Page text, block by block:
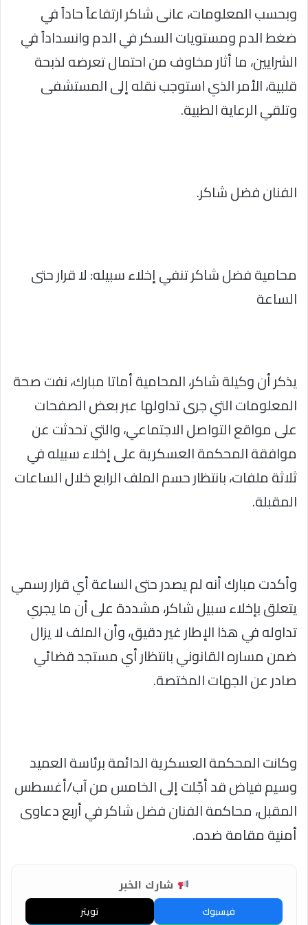
وبحسب المعلومات، عانى شاكر ارتفاعاً حاداً في
ضغط الدم ومستويات السكر في الدم وانسداداً في
الشرايين، ما أثار مخاوف من احتمال تعرضه لذبحة
قلبية، الأمر الذي استوجب نقله إلى المستشفى
وتلقي الرعاية الطبية.
الفنان فضل شاكر.
محامية فضل شاكر تنفي إخلاء سبيله: لا قرار حتى
الساعة
يذكر أن وكيلة شاكر، المحامية أماتا مبارك، نفت صحة
المعلومات التي جرى تداولها عبر بعض الصفحات
على مواقع التواصل الاجتماعي، والتي تحدثت عن
موافقة المحكمة العسكرية على إخلاء سبيله في
ثلاثة ملفات، بانتظار حسم الملف الرابع خلال الساعات
المقبلة.
وأكدت مبارك أنه لم يصدر حتى الساعة أي قرار رسمي
يتعلق بإخلاء سبيل شاكر، مشددة على أن ما يجري
تداوله في هذا الإطار غير دقيق، وأن الملف لا يزال
ضمن مساره القانوني بانتظار أي مستجد قضائي
صادر عن الجهات المختصة.
وكانت المحكمة العسكرية الدائمة برئاسة العميد
وسيم فياض قد أجّلت إلى الخامس من آب/أغسطس
المقبل، محاكمة الفنان فضل شاكر في أربع دعاوى
أمنية مقامة ضده.
شارك الخبر
فيسبوك
تويتر